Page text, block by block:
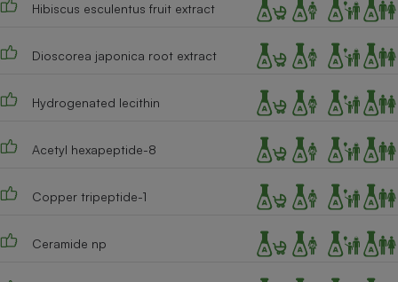
Hibiscus esculentus fruit extract
Dioscorea japonica root extract
Hydrogenated lecithin
Acetyl hexapeptide-8
Copper tripeptide-1
Ceramide np